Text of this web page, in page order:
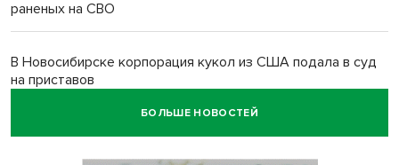
раненых на СВО
В Новосибирске корпорация кукол из США подала в суд
на приставов
БОЛЬШЕ НОВОСТЕЙ